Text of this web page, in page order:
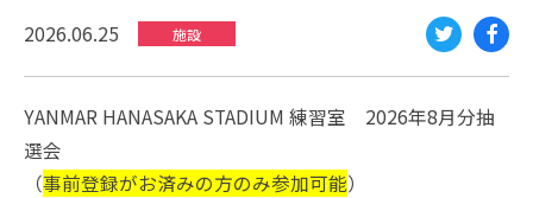
2026.06.25 施設
Twi
tte
Fac
eb
YANMAR HANASAKA STADIUM 練習室 2026年8月分抽
選会
（事前登録がお済みの方のみ参加可能）